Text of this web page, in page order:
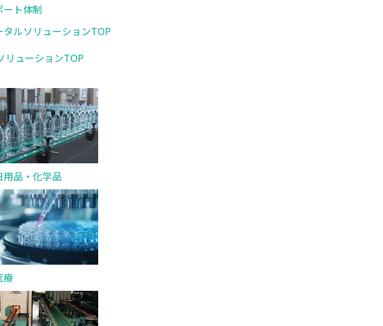
ート体制
タルソリューションTOP
リューションTOP
用品・化学品
療
※1
※2
ットなどの標準装備を含んだ数値です。
ースが別途必要です。
があります。